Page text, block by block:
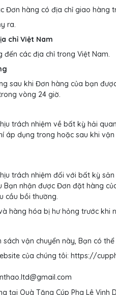
Đơn hàng có địa chỉ giao hàng
ra.
chỉ Việt Nam
đến các địa chỉ trong Việt Nam.
sau khi Đơn hàng của bạn
vòng 24 giờ.
trách nhiệm về bất kỳ hải
áp dụng trong hoặc sau khi
trách nhiệm đối với bất kỳ
nhận được Đơn đặt hàng
cầu bồi thường.
hàng hóa bị hư hỏng trước khi
vận chuyển này, Bạn có
của chúng tôi: https://